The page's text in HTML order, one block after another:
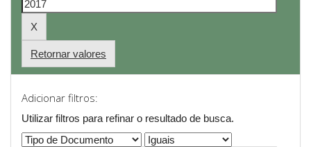
Retornar valores
Adicionar filtros:
Utilizar filtros para refinar o resultado de busca.